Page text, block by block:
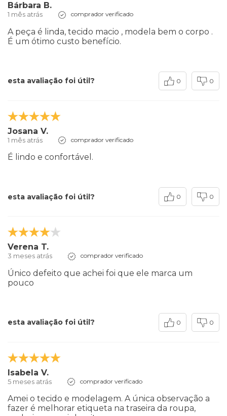
Bárbara B.
1 mês atrás comprador verificado
A peça é linda, tecido macio , modela bem o corpo .
É um ótimo custo benefício.
esta avaliação foi útil? 0 0
Josana V.
1 mês atrás comprador verificado
É lindo e confortável.
esta avaliação foi útil? 0 0
Verena T.
3 meses atrás comprador verificado
Único defeito que achei foi que ele marca um
pouco
esta avaliação foi útil? 0 0
Isabela V.
5 meses atrás comprador verificado
Amei o tecido e modelagem. A única observação a
fazer é melhorar etiqueta na traseira da roupa,